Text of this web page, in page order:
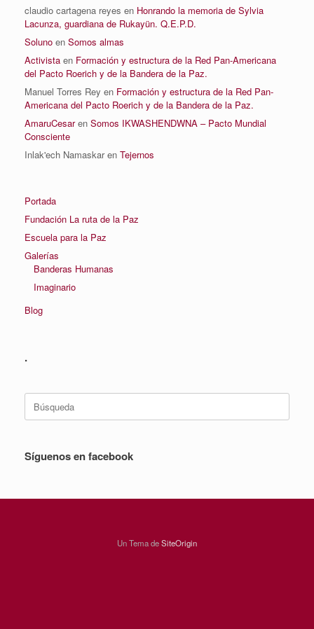
claudio cartagena reyes en Honrando la memoria de Sylvia
Lacunza, guardiana de Rukayün. Q.E.P.D.
Soluno en Somos almas
Activista en Formación y estructura de la Red Pan-Americana
del Pacto Roerich y de la Bandera de la Paz.
Manuel Torres Rey en Formación y estructura de la Red Pan-
Americana del Pacto Roerich y de la Bandera de la Paz.
AmaruCesaren Somos IKWASHENDWNA – Pacto Mundial
Consciente
Inlak'ech Namaskaren Tejernos
Portada
Fundación La ruta de la Paz
Escuela para la Paz
Galerías
Banderas Humanas
Imaginario
Blog
.
Síguenos en facebook
Un Tema deSiteOrigin